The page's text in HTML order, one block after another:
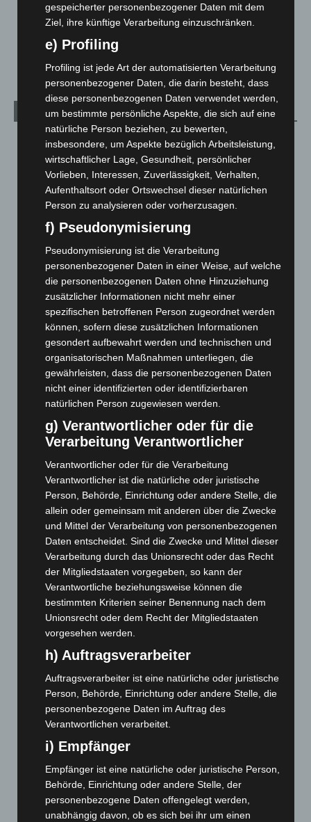
Über uns
Archiv
August 2026(14)
Juli 2026(73)
Juni 2026
(139)
Mai 2026(99)
April 2026(99)
März 2026(115)
Februar 2026(109)
Januar 2026(122)
Dezember 2025(103)
November 2025(114)
Oktober 2025
September 2025(93)
August 2025(90)
Juni 2025 (103)
April 2025(88)
März 2025(111)
Februar 2025(96)
Januar 2025(88)
Dezember 2024(89)
November 2024
Oktober 2024(93)
September 2024 (112)
August 2024
Juli 2024 (89)
Juni 2024(107)
Mai 2024(149)
April 2024(102)
März 2024(103)
Februar 2024(103)
Januar 2024(111)
Dezember 2023
(130)
gespeicherter personenbezogener Daten mit dem
Ziel, ihre künftige Verarbeitung einzuschränken.
e) Profiling
Profiling ist jede Art der automatisierten Verarbeitung
personenbezogener Daten, die darin besteht, dass
diese personenbezogenen Daten verwendet werden,
um bestimmte persönliche Aspekte, die sich auf eine
natürliche Person beziehen, zu bewerten,
insbesondere, um Aspekte bezüglich Arbeitsleistung,
wirtschaftlicher Lage, Gesundheit, persönlicher
Vorlieben, Interessen, Zuverlässigkeit, Verhalten,
Aufenthaltsort oder Ortswechsel dieser natürlichen
Person zu analysieren oder vorherzusagen.
f) Pseudonymisierung
Pseudonymisierung ist die Verarbeitung
personenbezogener Daten in einer Weise, auf welche
die personenbezogenen Daten ohne Hinzuziehung
zusätzlicher Informationen nicht mehr einer
spezifischen betroffenen Person zugeordnet werden
können, sofern diese zusätzlichen Informationen
gesondert aufbewahrt werden und technischen und
organisatorischen Maßnahmen unterliegen, die
gewährleisten, dass die personenbezogenen Daten
nicht einer identifizierten oder identifizierbaren
natürlichen Person zugewiesen werden.
g) Verantwortlicher oder für die
Verarbeitung Verantwortlicher
Verantwortlicher oder für die Verarbeitung
Verantwortlicher ist die natürliche oder juristische
Person, Behörde, Einrichtung oder andere Stelle, die
allein oder gemeinsam mit anderen über die Zwecke
und Mittel der Verarbeitung von personenbezogenen
Daten entscheidet. Sind die Zwecke und Mittel dieser
Verarbeitung durch das Unionsrecht oder das Recht
der Mitgliedstaaten vorgegeben, so kann der
Verantwortliche beziehungsweise können die
bestimmten Kriterien seiner Benennung nach dem
Unionsrecht oder dem Recht der Mitgliedstaaten
vorgesehen werden.
h) Auftragsverarbeiter
Auftragsverarbeiter ist eine natürliche oder juristische
Person, Behörde, Einrichtung oder andere Stelle, die
personenbezogene Daten im Auftrag des
Verantwortlichen verarbeitet.
i) Empfänger
Empfänger ist eine natürliche oder juristische Person,
Behörde, Einrichtung oder andere Stelle, der
personenbezogene Daten offengelegt werden,
unabhängig davon, ob es sich bei ihr um einen